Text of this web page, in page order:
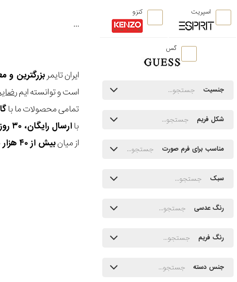
...
ایران تایمربزرگترین و
است و توانسته ایمرضایت ۹۸%
تمامی محصولات ما با
باارسال رایگان، ۳۰ روز مهلت بازگشت، امکان خرید حضوری و انتخاب بین ۳ محصول
از میانبیش از ۴۰ هزار مدل ساعت و اکسسوری اورجینال
اسپریت کنزو
گس
جنسیت
شکل فریم
مناسب برای فرم صورت
سبک
رنگ عدسی
رنگ فریم
جنس دسته